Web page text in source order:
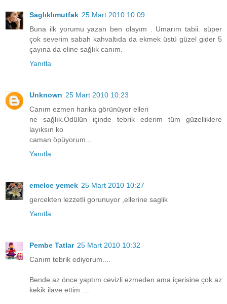
Saglıklımutfak 25 Mart 2010 10:09
Buna ilk yorumu yazan ben olayım . Umarım tabii. süper
çok severim sabah kahvaltıda da ekmek üstü güzel gider 5
çayına da eline sağlık canım.
Yanıtla
Unknown 25 Mart 2010 10:23
Canım ezmen harika görünüyor elleri
ne sağlık.Ödülün içinde tebrik ederim tüm güzelliklere
layıksın ko
caman öpüyorum...
Yanıtla
emelce yemek 25 Mart 2010 10:27
gercekten lezzetli gorunuyor ,ellerine saglik
Yanıtla
Pembe Tatlar 25 Mart 2010 10:32
Canım tebrik ediyorum....
Bende az önce yaptım cevizli ezmeden ama içerisine çok az
kekik ilave ettim ....